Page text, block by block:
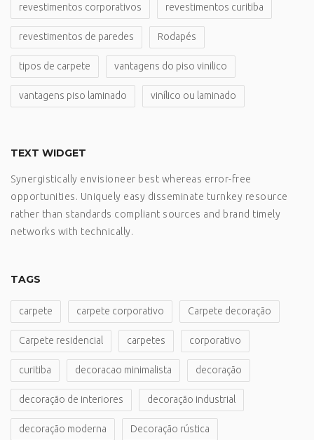
revestimentos corporativos revestimentos curitiba
revestimentos de paredes Rodapés
tipos de carpete vantagens do piso vinilico
vantagens piso laminado vinílico ou laminado
TEXT WIDGET
Synergistically envisioneer best whereas error-free
opportunities. Uniquely easy disseminate turnkey resource
rather than standards compliant sources and brand timely
networks with technically.
TAGS
carpete carpete corporativo Carpete decoração
Carpete residencial carpetes corporativo
curitiba decoracao minimalista decoração
decoração de interiores decoração industrial
decoração moderna Decoração rústica